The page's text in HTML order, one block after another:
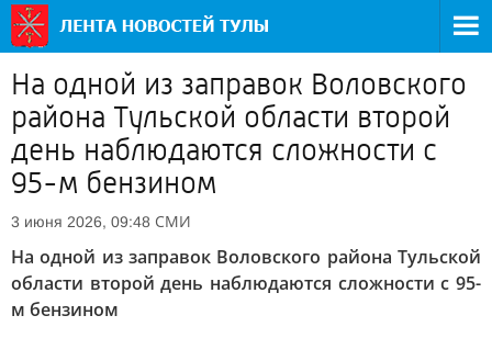
На одной из заправок Воловского
района Тульской области второй
день наблюдаются сложности с
95-м бензином
3 июня 2026, 09:48 СМИ
На одной из заправок Воловского района Тульской
области второй день наблюдаются сложности с 95-
м бензином